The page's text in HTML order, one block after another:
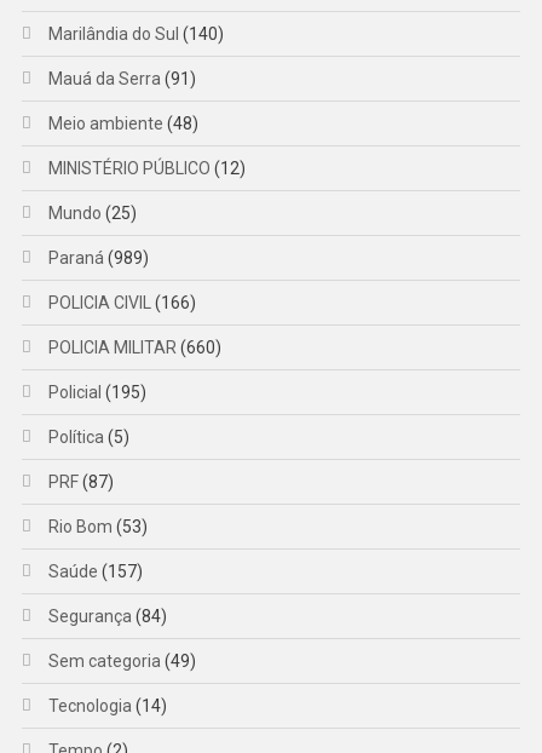
Marilândia do Sul (140)
Mauá da Serra (91)
Meio ambiente (48)
MINISTÉRIO PÚBLICO (12)
Mundo (25)
Paraná (989)
POLICIA CIVIL (166)
POLICIA MILITAR (660)
Policial (195)
Política (5)
PRF(87)
Rio Bom (53)
Saúde (157)
Segurança (84)
Sem categoria (49)
Tecnologia (14)